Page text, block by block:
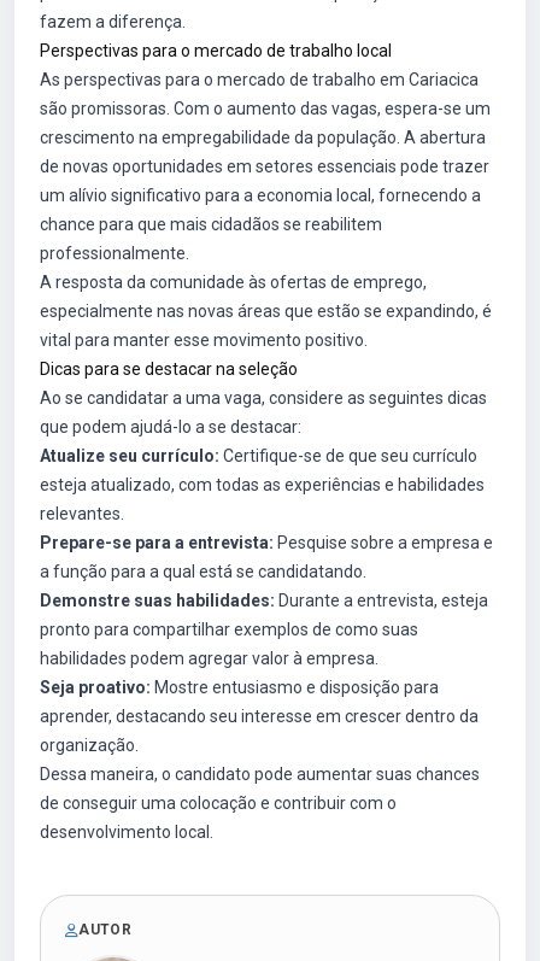
fazem a diferença.
Perspectivas para o mercado de trabalho local
As perspectivas para o mercado de trabalho em Cariacica
são promissoras. Com o aumento das vagas, espera-se um
crescimento na empregabilidade da população. A abertura
de novas oportunidades em setores essenciais pode trazer
um alívio significativo para a economia local, fornecendo a
chance para que mais cidadãos se reabilitem
professionalmente.
A resposta da comunidade às ofertas de emprego,
especialmente nas novas áreas que estão se expandindo, é
vital para manter esse movimento positivo.
Dicas para se destacar na seleção
Ao se candidatar a uma vaga, considere as seguintes dicas
que podem ajudá-lo a se destacar:
Atualize seu currículo: Certifique-se de que seu currículo
esteja atualizado, com todas as experiências e habilidades
relevantes.
Prepare-se para a entrevista: Pesquise sobre a empresa e
a função para a qual está se candidatando.
Demonstre suas habilidades: Durante a entrevista, esteja
pronto para compartilhar exemplos de como suas
habilidades podem agregar valor à empresa.
Seja proativo: Mostre entusiasmo e disposição para
aprender, destacando seu interesse em crescer dentro da
organização.
Dessa maneira, o candidato pode aumentar suas chances
de conseguir uma colocação e contribuir com o
desenvolvimento local.
AUTOR